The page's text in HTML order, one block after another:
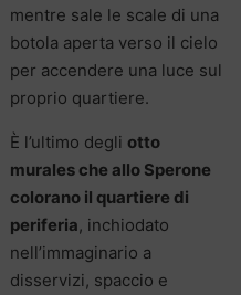
mentre sale le scale di una
botola aperta verso il cielo
per accendere una luce sul
proprio quartiere.
È l’ultimo degli otto
murales che allo Sperone
colorano il quartiere di
periferia, inchiodato
nell’immaginario a
disservizi, spaccio e